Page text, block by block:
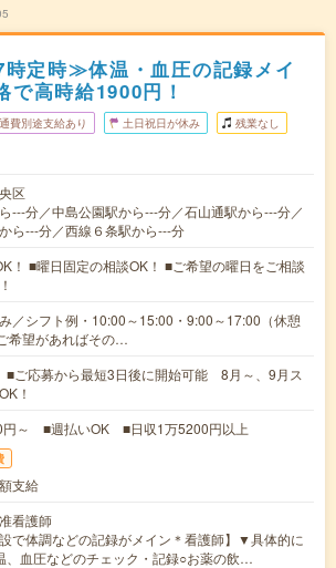
定時≫体温・血圧の記録メイ
で高時給1900円！
費別途支給あり 土日祝日が休み 残業なし
区
---分／中島公園駅から---分／石山通駅から---分／
ら---分／西線６条駅から---分
！ ■曜日固定の相談OK！ ■ご希望の曜日をご相談
／シフト例・10:00～15:00・9:00～17:00（休憩
希望があればその…
ご応募から最短3日後に開始可能 8月～、9月ス
！
円～ ■週払いOK ■日収1万5200円以上
支給
看護師
設で体調などの記録がメイン＊看護師】▼具体的に
血圧などのチェック・記録○お薬の飲…